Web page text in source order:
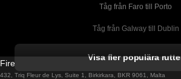
Tåg från Faro till Porto
Tåg från Galway till Dublin
Tåg från Porto till Faro
Visa fler populära
Firebird GT Limited (OC 1451)
432, Triq Fleur de Lys, Suite 1, Birkirkara, BKR 9061, Malta